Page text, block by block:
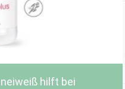
hilft bei